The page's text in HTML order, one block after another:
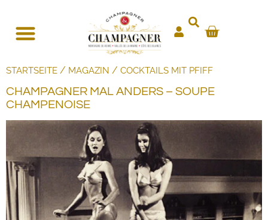
STARTSEITE / MAGAZIN / COCKTAILS MIT PFIFF
CHAMPAGNER MAL ANDERS – SOUPE
CHAMPENOISE